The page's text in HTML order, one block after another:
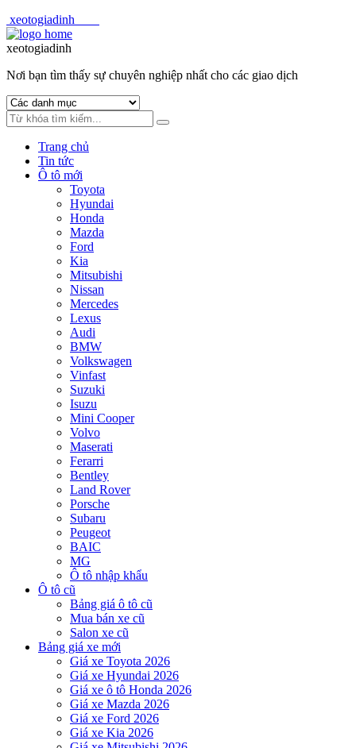
xeotogiadinh
Skip
to
Skip
to
xeotogiadinh
Nơi bạn tìm thấy sự chuyên nghiệp nhất cho các giao dịch
Trang chủ
Tin tức
Ô tô mới
Toyota
Hyundai
Honda
Mazda
Ford
Kia
Mitsubishi
Nissan
Mercedes
Lexus
Audi
BMW
Volkswagen
Vinfast
Suzuki
Isuzu
Mini Cooper
Volvo
Maserati
Ferarri
Bentley
Land Rover
Porsche
Subaru
Peugeot
BAIC
MG
Ô tô nhập khẩu
Ô tô cũ
Bảng giá ô tô cũ
Mua bán xe cũ
Salon xe cũ
Bảng giá xe mới
Giá xe Toyota 2026
Giá xe Hyundai 2026
Giá xe ô tô Honda 2026
Giá xe Mazda 2026
Giá xe Ford 2026
Giá xe Kia 2026